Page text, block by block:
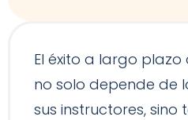
El éxito a largo plazo
no solo depende de
sus instructores, sino